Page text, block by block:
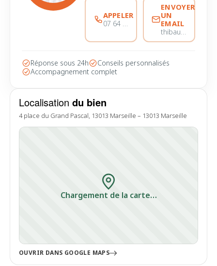
Localisation du bien
4 place du Grand Pascal, 13013 Marseille – 13013 Marseille
Chargement de la carte…
OUVRIR DANS GOOGLE MAPS
APPELER
07 64 85 83 02
ENVOYER
UN
EMAIL
thibault@immobiliere-pujol.fr
Réponse sous 24h
Conseils personnalisés
Accompagnement complet